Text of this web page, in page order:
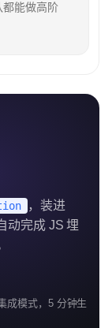
都能做高阶
，装进
动完成 JS 埋
成模式，5 分钟生